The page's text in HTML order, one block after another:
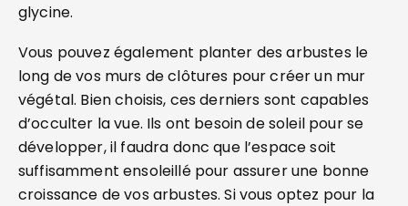
glycine.
Vous pouvez également planter des arbustes le
long de vos murs de clôtures pour créer un mur
végétal. Bien choisis, ces derniers sont capables
d’occulter la vue. Ils ont besoin de soleil pour se
développer, il faudra donc que l’espace soit
suffisamment ensoleillé pour assurer une bonne
croissance de vos arbustes. Si vous optez pour la